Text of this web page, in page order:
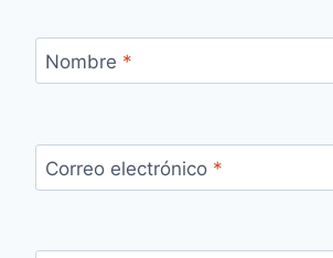
Nombre *
Correo electrónico *